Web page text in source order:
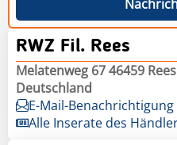
RWZ Fil. Rees
Melatenweg 67 46459
Deutschland
E-Mail-
Alle Inserate des